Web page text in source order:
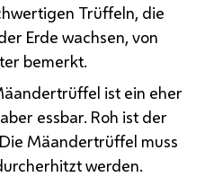
Trüffeln, die
Erde wachsen, von
bemerkt.
ist ein eher
essbar. Roh ist der
Mäandertrüffel muss
werden.